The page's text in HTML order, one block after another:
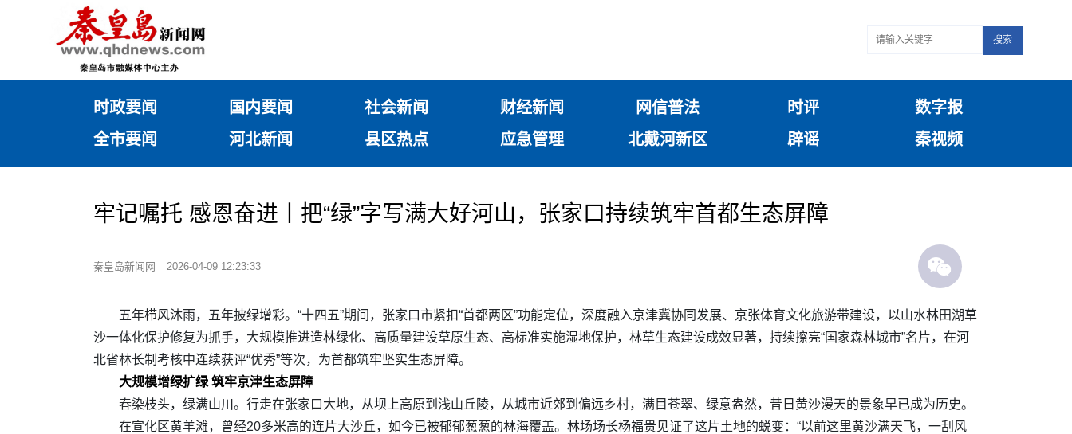
搜索
时政要闻 国内要闻 社会新闻 财经新闻 网信普法 时评
数字报
全市要闻
河北新闻 县区热点 应急管理 北戴河新区 辟谣 秦视频
牢记嘱托 感恩奋进丨把“绿”字写满大好河山，张家口持续筑牢首都生态屏障
秦皇岛新闻网 2026-04-09 12:23:33
五年栉风沐雨，五年披绿增彩。“十四五”期间，张家口市紧扣“首都两区”功能定位，深度融入京津冀协同发展、京张体育文化旅游带建设，以山水林田湖草
沙一体化保护修复为抓手，大规模推进造林绿化、高质量建设草原生态、高标准实施湿地保护，林草生态建设成效显著，持续擦亮“国家森林城市”名片，在河
北省林长制考核中连续获评“优秀”等次，为首都筑牢坚实生态屏障。
大规模增绿扩绿 筑牢京津生态屏障
春染枝头，绿满山川。行走在张家口大地，从坝上高原到浅山丘陵，从城市近郊到偏远乡村，满目苍翠、绿意盎然，昔日黄沙漫天的景象早已成为历史。
在宣化区黄羊滩，曾经20多米高的连片大沙丘，如今已被郁郁葱葱的林海覆盖。林场场长杨福贵见证了这片土地的蜕变：“以前这里黄沙满天飞，一刮风